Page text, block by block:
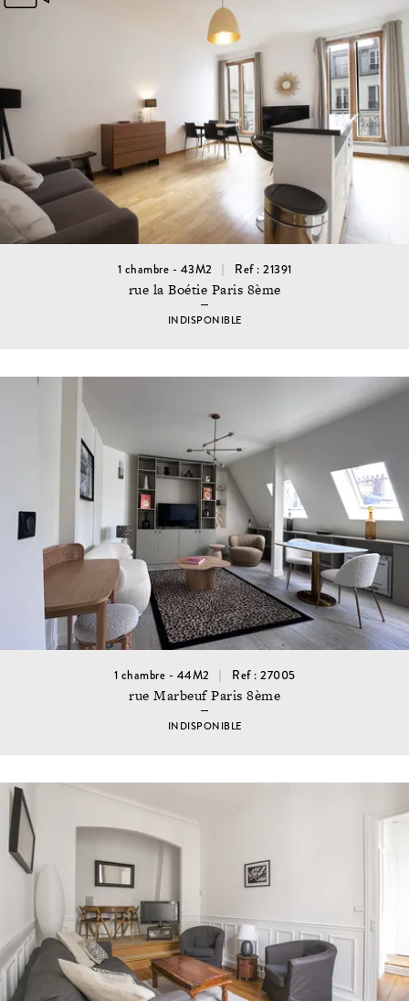
1 chambre - 43M2 Ref : 21391
rue la Boétie Paris 8ème
INDISPONIBLE
1 chambre - 44M2 Ref : 27005
rue Marbeuf Paris 8ème
INDISPONIBLE